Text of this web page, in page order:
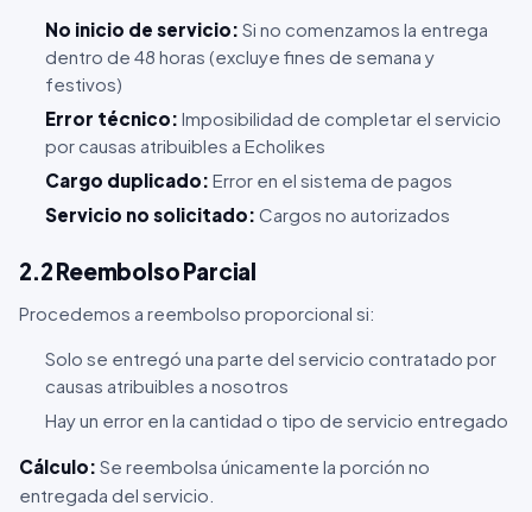
No inicio de servicio: Si no comenzamos la entrega
dentro de 48 horas (excluye fines de semana y
festivos)
Error técnico: Imposibilidad de completar el servicio
por causas atribuibles a Echolikes
Cargo duplicado: Error en el sistema de pagos
Servicio no solicitado: Cargos no autorizados
2.2 Reembolso Parcial
Procedemos a reembolso proporcional si:
Solo se entregó una parte del servicio contratado por
causas atribuibles a nosotros
Hay un error en la cantidad o tipo de servicio entregado
Cálculo: Se reembolsa únicamente la porción no
entregada del servicio.